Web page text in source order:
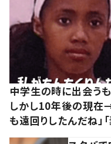
中学生の時に出会う
しかし10年後の現在
も遠回りしたんだね」